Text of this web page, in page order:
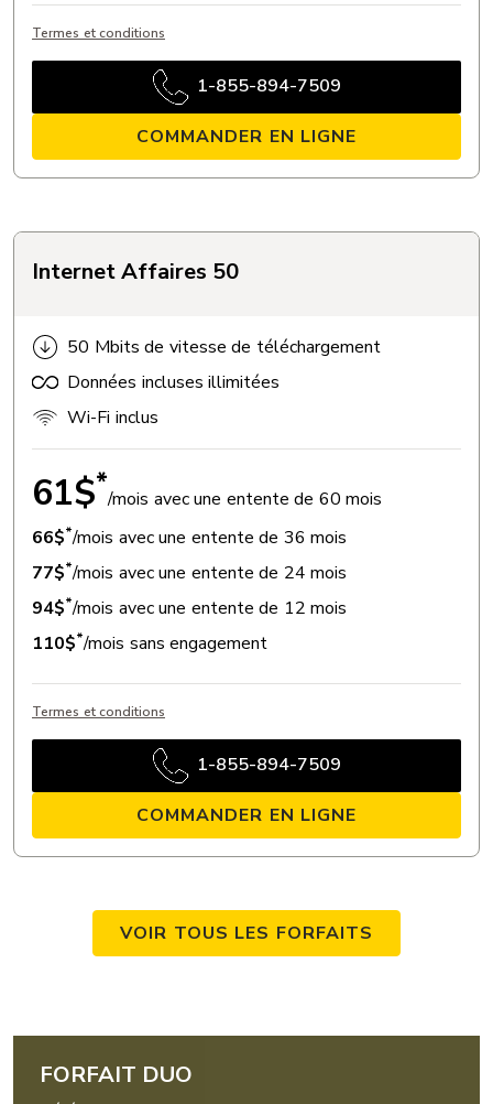
Termes et conditions
1-855-894-7509
COMMANDER EN LIGNE
Internet Affaires 50
50 Mbits de vitesse de téléchargement
Données incluses illimitées
Wi-Fi inclus
61$*/mois avec une entente de 60 mois
66$*/mois avec une entente de 36 mois
77$*/mois avec une entente de 24 mois
94$*/mois avec une entente de 12 mois
110$*/mois sans engagement
Termes et conditions
1-855-894-7509
COMMANDER EN LIGNE
VOIR TOUS LES FORFAITS
FORFAIT DUO